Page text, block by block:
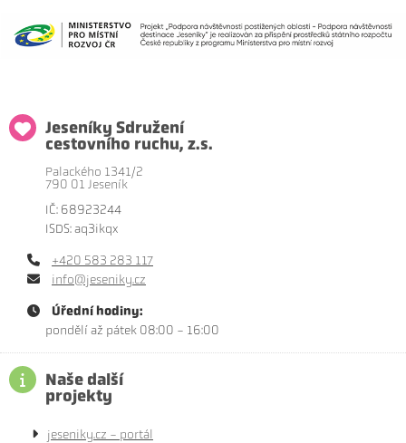
Jeseníky Sdružení
cestovního ruchu, z.s.
Palackého 1341/2
790 01 Jeseník
IČ: 68923244
ISDS: aq3ikqx
+420 583 283 117
info@jeseniky.cz
Úřední hodiny:
pondělí až pátek 08:00 - 16:00
Naše další
projekty
jeseniky.cz - portál